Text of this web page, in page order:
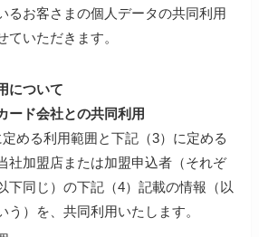
るお客さまの個人データの共同利用
ていただきます。
について
ード会社との共同利用
める利用範囲と下記（3）に定める
社加盟店または加盟申込者（それぞ
下同じ）の下記（4）記載の情報（以
う）を、共同利用いたします。